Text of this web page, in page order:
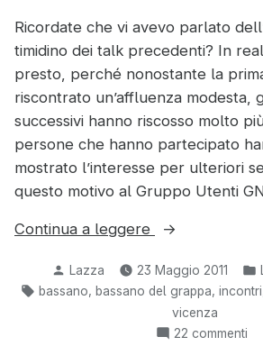
Ricordate che vi avevo parlato
timidino dei talk precedenti? In
presto, perché nonostante la
riscontrato un’affluenza modesta,
successivi hanno riscosso molto
persone che hanno partecipato
mostrato l’interesse per ulteriori
questo motivo al Gruppo Utenti
Continua a leggere
“Altri
incontri
di
informatica
libera
Pubblicato
da
Lazza 23 Maggio 2011
Tag:
bassano, bassano del grappa, incontri
vicenza
22 commenti